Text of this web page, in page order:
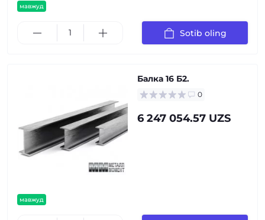
мавжуд
Sotib oling
мавжуд
Балка 16 Б2.
0
6 247 054.57 UZS